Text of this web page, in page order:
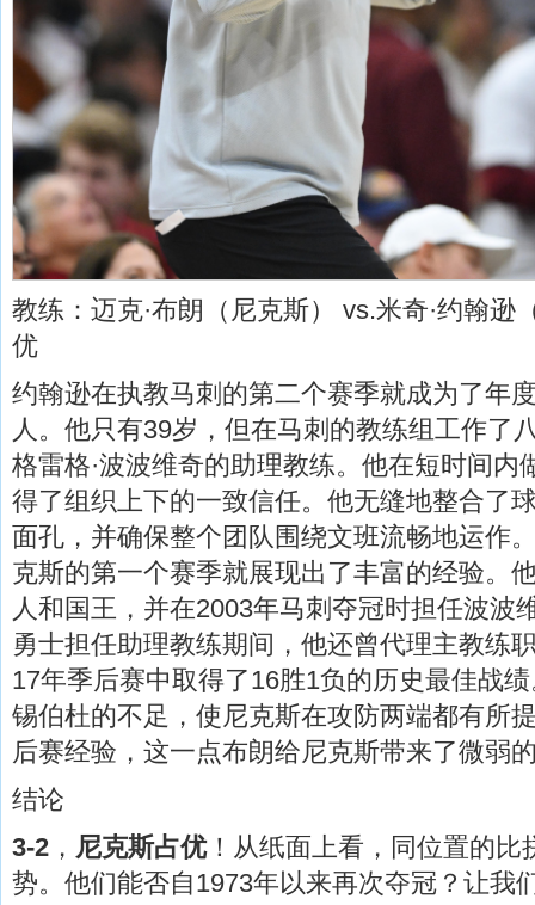
教练：迈克·布朗（尼克斯） vs.米奇·约翰逊
优
约翰逊在执教马刺的第二个赛季就成为了年
人。他只有39岁，但在马刺的教练组工作了
格雷格·波波维奇的助理教练。他在短时间内
得了组织上下的一致信任。他无缝地整合了
面孔，并确保整个团队围绕文班流畅地运作
克斯的第一个赛季就展现出了丰富的经验。
人和国王，并在2003年马刺夺冠时担任波波
勇士担任助理教练期间，他还曾代理主教练
17年季后赛中取得了16胜1负的历史最佳战
锡伯杜的不足，使尼克斯在攻防两端都有所
后赛经验，这一点布朗给尼克斯带来了微弱
结论
3-2 ， 尼克斯占优！从纸面上看，同位置的比
势。他们能否自1973年以来再次夺冠？让我